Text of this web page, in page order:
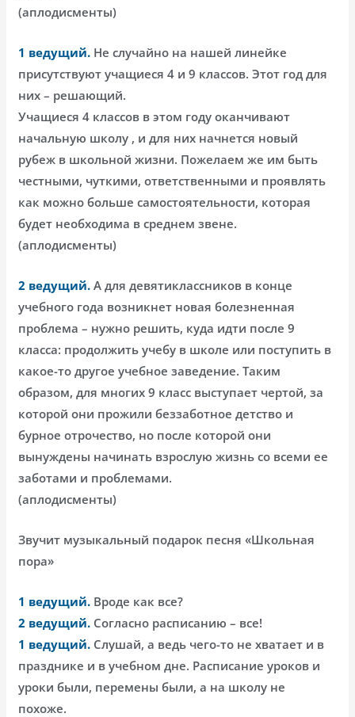
(аплодисменты)
1 ведущий. Не случайно на нашей линейке
присутствуют учащиеся 4 и 9 классов. Этот год для
них – решающий.
Учащиеся 4 классов в этом году оканчивают
начальную школу , и для них начнется новый
рубеж в школьной жизни. Пожелаем же им быть
честными, чуткими, ответственными и проявлять
как можно больше самостоятельности, которая
будет необходима в среднем звене.
(аплодисменты)
2 ведущий. А для девятиклассников в конце
учебного года возникнет новая болезненная
проблема – нужно решить, куда идти после 9
класса: продолжить учебу в школе или поступить в
какое-то другое учебное заведение. Таким
образом, для многих 9 класс выступает чертой, за
которой они прожили беззаботное детство и
бурное отрочество, но после которой они
вынуждены начинать взрослую жизнь со всеми ее
заботами и проблемами.
(аплодисменты)
Звучит музыкальный подарок песня «Школьная
пора»
1 ведущий. Вроде как все?
2 ведущий. Согласно расписанию – все!
1 ведущий. Слушай, а ведь чего-то не хватает и в
празднике и в учебном дне. Расписание уроков и
уроки были, перемены были, а на школу не
похоже.